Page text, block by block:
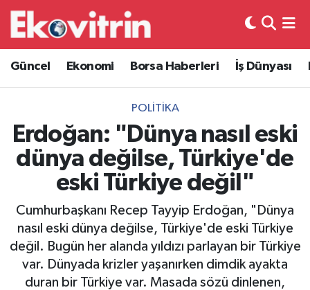
Güncel Ekonomi Borsa Haberleri İş Dünyası
POLITIKA
Erdoğan: "Dünya nasıl eski
dünya değilse, Türkiye'de
eski Türkiye değil"
Cumhurbaşkanı Recep Tayyip Erdoğan, "Dünya
nasıl eski dünya değilse, Türkiye'de eski Türkiye
değil. Bugün her alanda yıldızı parlayan bir Türkiye
var. Dünyada krizler yaşanırken dimdik ayakta
duran bir Türkiye var. Masada sözü dinlenen,
Güncel
Ekonomi
Borsa Haberleri
İş Dünyası
Lojistik
Otovitrin
Asayiş
Hava Durumu
Trafik Durumu
Süper Lig Puan Durumu ve Fikstür
Tüm Manşetler
Son Dakika Haberleri
Haber Arşivi